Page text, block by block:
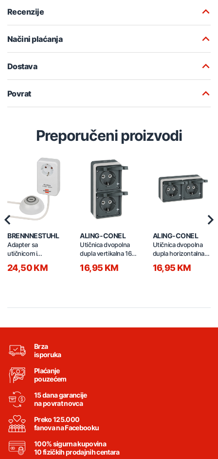
Recenzije
Načini plaćanja
Dostava
Povrat
Preporučeni proizvodi
BRENNNESTUHL
Adapter sa
utičnicom i
1.5m 1508220
24,50 KM
ALING-CONEL
Utičnica dvopolna
dupla vertikalna 16A
16,95 KM
ALING-CONEL
Utičnica dvopolna
dupla horizontalna
16,95 KM
Brza
isporuka
Plaćanje
pouzećem
15 dana garancije
na povrat novca
Preko 125.000
fanova na Facebooku
100% sigurna kupovina
10 fizičkih prodajnih centara